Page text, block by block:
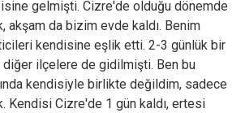
gelmişti. Cizre'de olduğu dönemde
akşam da bizim evde kaldı. Benim
kendisine eşlik etti. 2-3 günlük bir
ilçelere de gidilmişti. Ben bu
kendisiyle birlikte değildim, sadece
Kendisi Cizre'de 1 gün kaldı, ertesi